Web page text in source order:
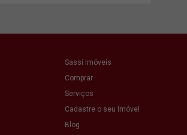
Sassi Imóveis
Comprar
Serviços
Cadastre o seu Imóvel
Blog